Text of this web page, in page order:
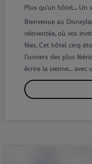
Plus qu’un hôtel… Un
Bienvenue au
réinventée, où vos
fées. Cet hôtel cinq
l’univers des plus
écrire la sienne… avec